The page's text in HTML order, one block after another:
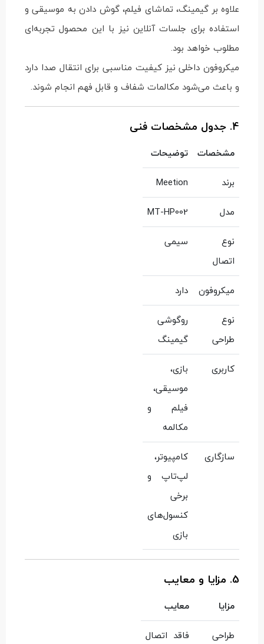
علاوه بر گیمینگ، تماشای فیلم، گوش دادن به موسیقی و
استفاده برای جلسات آنلاین نیز با این محصول تجربه‌ای
مطلوب خواهد بود.
میکروفون داخلی نیز کیفیت مناسبی برای انتقال صدا دارد
و باعث می‌شود مکالمات شفاف و قابل فهم انجام شوند.
4. جدول مشخصات فنی
مشخصات
توضیحات
برند
Meetion
مدل
MT-HP002
نوع
اتصال
سیمی
میکروفون
دارد
نوع
طراحی
روگوشی
گیمینگ
کاربری
بازی،
موسیقی،
فیلم و
مکالمه
سازگاری
کامپیوتر،
لپ‌تاپ و
برخی
کنسول‌های
بازی
5. مزایا و معایب
مزایا
معایب
طراحی
فاقد اتصال